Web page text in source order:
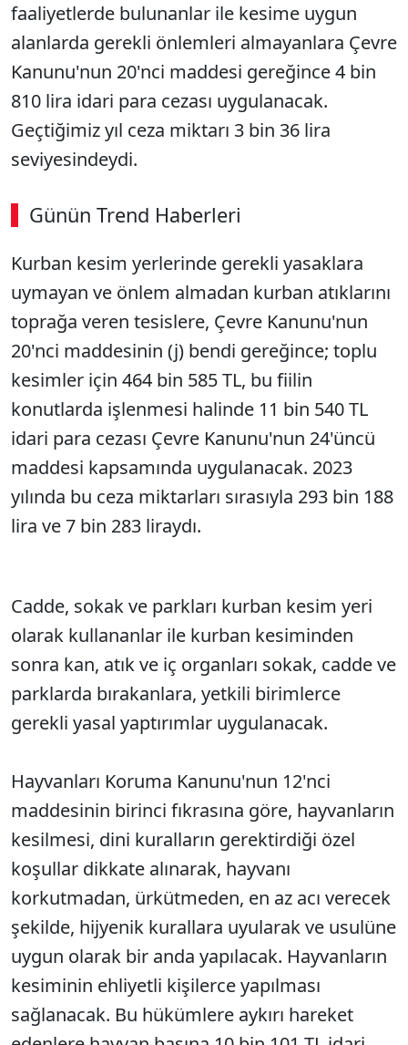
faaliyetlerde bulunanlar ile kesime uygun
alanlarda gerekli önlemleri almayanlara Çevre
Kanunu'nun 20'nci maddesi gereğince 4 bin
810 lira idari para cezası uygulanacak.
Geçtiğimiz yıl ceza miktarı 3 bin 36 lira
seviyesindeydi.
Günün Trend Haberleri
00:02 / 09:08
Sesi Aç
Kurban kesim yerlerinde gerekli yasaklara
uymayan ve önlem almadan kurban atıklarını
toprağa veren tesislere, Çevre Kanunu'nun
20'nci maddesinin (j) bendi gereğince; toplu
kesimler için 464 bin 585 TL, bu fiilin
konutlarda işlenmesi halinde 11 bin 540 TL
idari para cezası Çevre Kanunu'nun 24'üncü
maddesi kapsamında uygulanacak. 2023
yılında bu ceza miktarları sırasıyla 293 bin 188
lira ve 7 bin 283 liraydı.
Cadde, sokak ve parkları kurban kesim yeri
olarak kullananlar ile kurban kesiminden
sonra kan, atık ve iç organları sokak, cadde ve
parklarda bırakanlara, yetkili birimlerce
gerekli yasal yaptırımlar uygulanacak.
Hayvanları Koruma Kanunu'nun 12'nci
maddesinin birinci fıkrasına göre, hayvanların
kesilmesi, dini kuralların gerektirdiği özel
koşullar dikkate alınarak, hayvanı
korkutmadan, ürkütmeden, en az acı verecek
şekilde, hijyenik kurallara uyularak ve usulüne
uygun olarak bir anda yapılacak. Hayvanların
kesiminin ehliyetli kişilerce yapılması
sağlanacak. Bu hükümlere aykırı hareket